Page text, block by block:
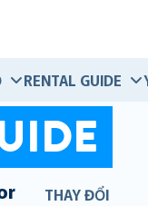
RENTAL GUIDE
THAY ĐỔI